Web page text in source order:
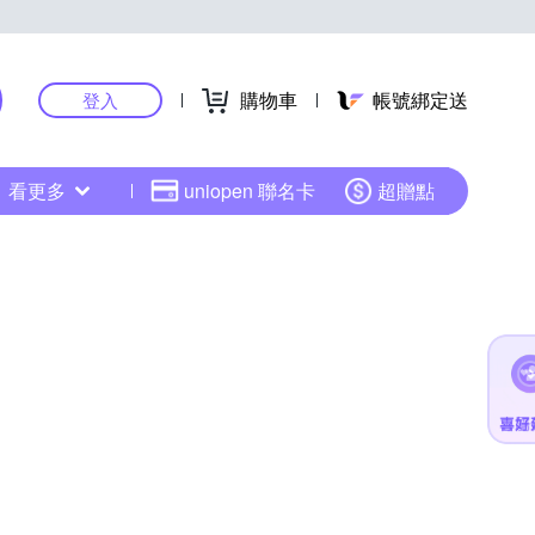
登入 購物車 帳號綁定送
看更多 uniopen 聯名卡 超贈點